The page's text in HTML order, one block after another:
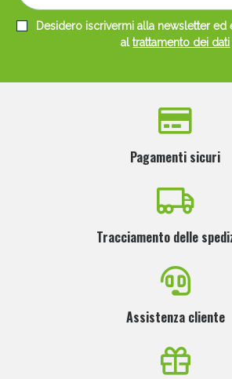
Desidero iscrivermi alla newsletter
altrattamento dei dati
Pagamenti sicuri
Tracciamento delle
Assistenza cliente